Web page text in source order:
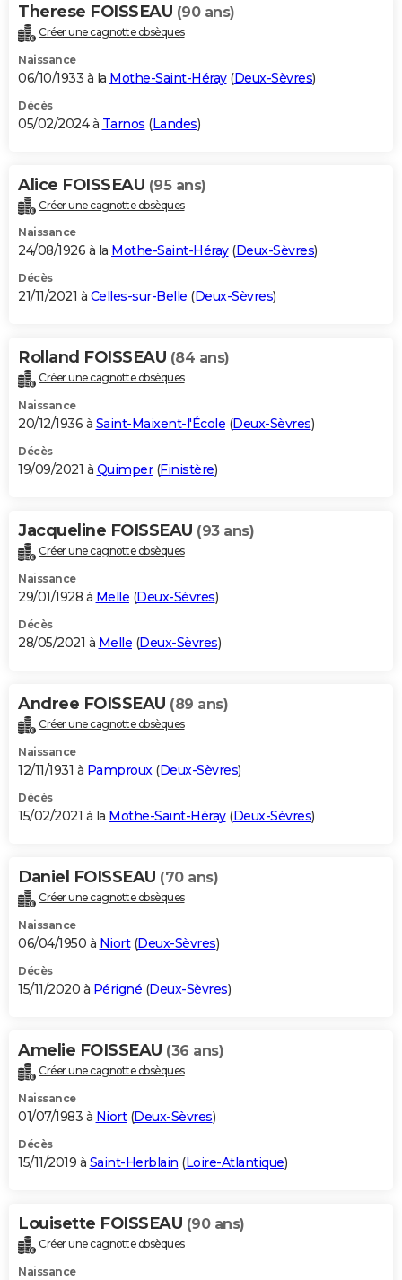
Therese FOISSEAU (90 ans)
Créer une cagnotte obsèques
Naissance
06/10/1933 à la Mothe-Saint-Héray(Deux-Sèvres)
Décès
05/02/2024 à Tarnos (Landes)
Alice FOISSEAU (95 ans)
Créer une cagnotte obsèques
Naissance
24/08/1926 à la Mothe-Saint-Héray(Deux-Sèvres)
Décès
21/11/2021 à Celles-sur-Belle (Deux-Sèvres)
Rolland FOISSEAU (84 ans)
Créer une cagnotte obsèques
Naissance
20/12/1936 à Saint-Maixent-l'École (Deux-Sèvres)
Décès
19/09/2021 à Quimper(Finistère)
Jacqueline FOISSEAU (93 ans)
Créer une cagnotte obsèques
Naissance
29/01/1928 à Melle (Deux-Sèvres)
Décès
28/05/2021 à Melle (Deux-Sèvres)
Andree FOISSEAU (89 ans)
Créer une cagnotte obsèques
Naissance
12/11/1931 à Pamproux(Deux-Sèvres)
Décès
15/02/2021 à la Mothe-Saint-Héray(Deux-Sèvres)
Daniel FOISSEAU (70 ans)
Créer une cagnotte obsèques
Naissance
06/04/1950 à Niort(Deux-Sèvres)
Décès
15/11/2020 à Périgné (Deux-Sèvres)
Amelie FOISSEAU (36 ans)
Créer une cagnotte obsèques
Naissance
01/07/1983 à Niort(Deux-Sèvres)
Décès
15/11/2019 à Saint-Herblain (Loire-Atlantique)
Louisette FOISSEAU (90 ans)
Créer une cagnotte obsèques
Naissance